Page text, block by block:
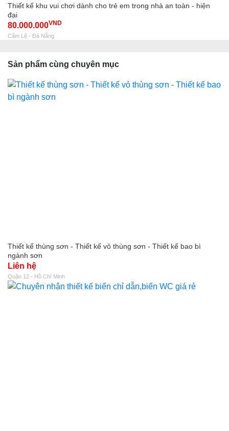
Thiết kế khu vui chơi dành cho trẻ em trong nhà an toàn - hiện
đại
80.000.000VND
Cẩm Lệ - Đà Nẵng
Sản phẩm cùng chuyên mục
Thiết kế thùng sơn - Thiết kế vỏ thùng sơn - Thiết kế bao bì
ngành sơn
Liên hệ
Quận 12 - Hồ Chí Minh